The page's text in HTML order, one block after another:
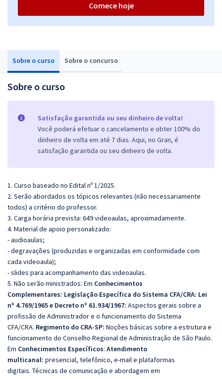
Sobre o curso Sobre o concurso
Sobre o curso
Satisfação garantida ou seu dinheiro de volta!
Você poderá efetuar o cancelamento e obter 100% do
dinheiro de volta em até 7 dias. Aqui, no Gran, é
satisfação garantida ou seu dinheiro de volta.
1. Curso baseado no Edital nº 1/2025.
2. Serão abordados os tópicos relevantes (não necessariamente
todos) a critério do professor.
3. Carga horária prevista: 649 videoaulas, aproximadamente.
4. Material de apoio personalizado:
- audioaulas;
- degravações (produzidas e organizadas em conformidade com
cada videoaula);
- slides para acompanhamento das videoaulas.
5. Não serão ministrados: Em Conhecimentos
Complementares: Legislação Específica do Sistema CFA/CRA: Lei
nº 4.769/1965 e Decreto nº 61.934/1967: Aspectos gerais sobre a
profissão de Administrador e o funcionamento do Sistema
CFA/CRA. Regimento do CRA-SP: Noções básicas sobre a estrutura e
funcionamento do Conselho Regional de Administração de São Paulo.
Em Conhecimentos Específicos: Atendimento
multicanal: presencial, telefônico, e-mail e plataformas
digitais. Técnicas de comunicação e abordagem em
Comece hoje